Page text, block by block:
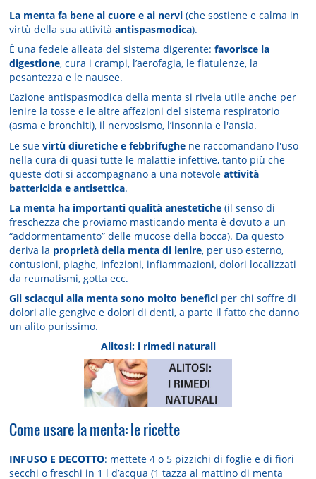
La menta fa bene al cuore e ai nervi (che sostiene e calma in
virtù della sua attivitàantispasmodica).
É una fedele alleata del sistema digerente:favorisce la
digestione, cura i crampi, l’aerofagia, le flatulenze, la
pesantezza e le nausee.
L’azione antispasmodica della menta si rivela utile anche per
lenire la tosse e le altre affezioni del sistema respiratorio
(asma e bronchiti), il nervosismo, l’insonnia e l'ansia.
Le suevirtù diuretiche e febbrifughe ne raccomandano l'uso
nella cura di quasi tutte le malattie infettive, tanto più che
queste doti si accompagnano a una notevoleattività
battericida e antisettica.
La menta ha importanti qualità anestetiche (il senso di
freschezza che proviamo masticando menta è dovuto a un
“addormentamento” delle mucose della bocca). Da questo
deriva la proprietà della menta di lenire, per uso esterno,
contusioni, piaghe, infezioni, infiammazioni, dolori localizzati
da reu­matismi, gotta ecc.
Gli sciacqui alla menta sono molto benefici per chi soffre di
dolori alle gengive e dolori di denti, a parte il fatto che danno
un alito purissimo.
Alitosi: i rimedi naturali
Come usare la menta: le ricette
INFUSO E DECOTTO: mettete 4 o 5 pizzichi di foglie e di fiori
secchi o freschi in 1 l d’acqua (1 tazza al mattino di menta